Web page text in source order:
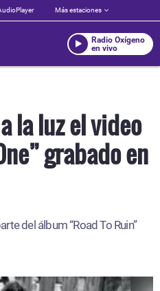
Más estaciones
Radio Oxígeno
en vivo
la luz el video
grabado en
del álbum “Road To Ruin”